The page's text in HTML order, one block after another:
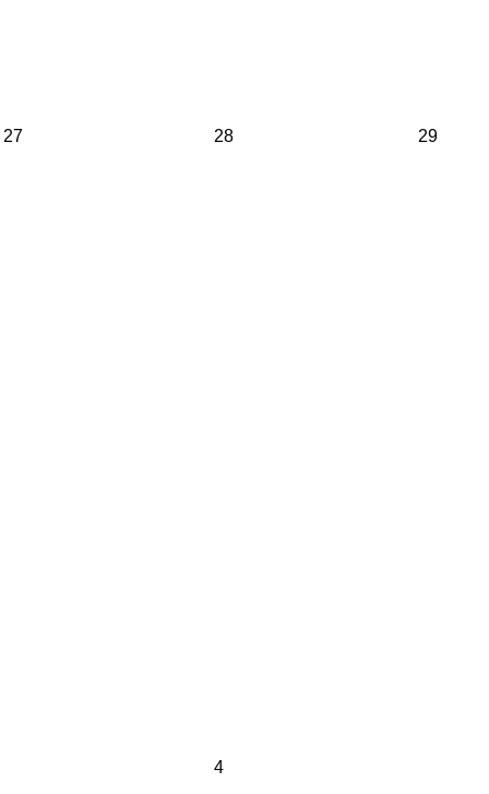
27 28 29
4